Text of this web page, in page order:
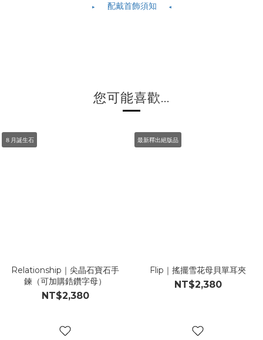
▶ 配戴首飾須知 ◀
您可能喜歡...
８月誕生石
Relationship｜尖晶石寶石手
鍊（可加購鋯鑽字母）
NT$2,380
最新釋出絕版品
Flip｜搖擺雪花母貝單耳夾
NT$2,380